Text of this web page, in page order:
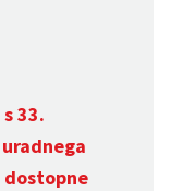
33.
dostopne